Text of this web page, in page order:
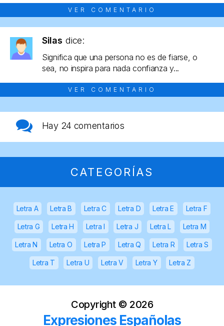
VER COMENTARIO
Silas dice:
Significa que una persona no es de fiarse, o
sea, no inspira para nada confianza y...
VER COMENTARIO
Hay 24 comentarios
CATEGORÍAS
Letra A Letra B Letra C Letra D Letra E Letra F
Letra G Letra H Letra I Letra J Letra L Letra M
Letra N Letra O Letra P Letra Q Letra R Letra S
Letra T Letra U Letra V Letra Y Letra Z
Copyright © 2026
Expresiones Españolas